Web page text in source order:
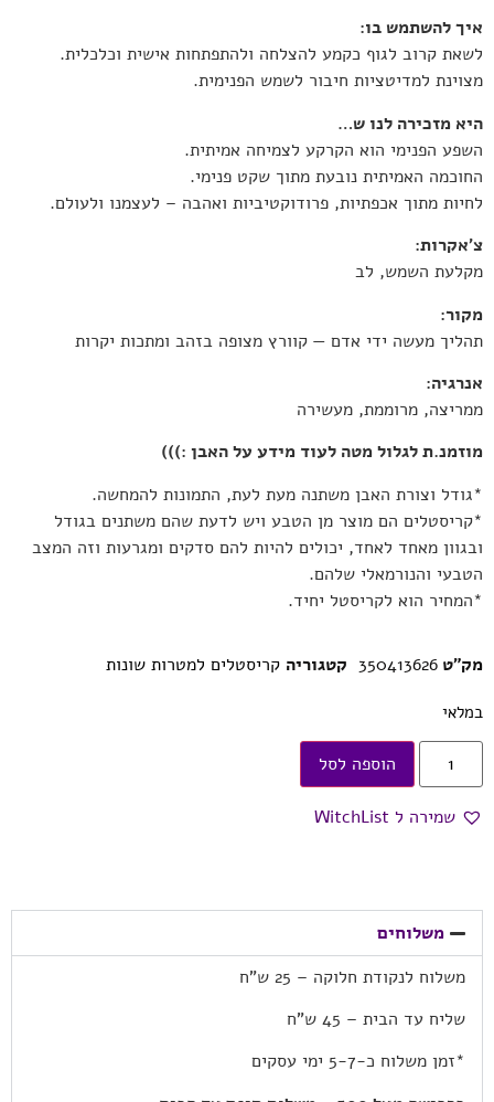
איך להשתמש בו:
לשאת קרוב לגוף כקמע להצלחה ולהתפתחות אישית וכלכלית.
מצוינת למדיטציות חיבור לשמש הפנימית.
היא מזכירה לנו ש…
השפע הפנימי הוא הקרקע לצמיחה אמיתית.
החוכמה האמיתית נובעת מתוך שקט פנימי.
לחיות מתוך אכפתיות, פרודוקטיביות ואהבה – לעצמנו ולעולם.
צ’אקרות:
מקלעת השמש, לב
מקור:
תהליך מעשה ידי אדם — קוורץ מצופה בזהב ומתכות יקרות
אנרגיה:
ממריצה, מרוממת, מעשירה
מוזמנ.ת לגלול מטה לעוד מידע על האבן :)))
*גודל וצורת האבן משתנה מעת לעת, התמונות להמחשה.
*קריסטלים הם מוצר מן הטבע ויש לדעת שהם משתנים בגודל
ובגוון מאחד לאחד, יכולים להיות להם סדקים ומגרעות וזה המצב
הטבעי והנורמאלי שלהם.
*המחיר הוא לקריסטל יחיד.
מק"ט 350413626 קטגוריה קריסטלים למטרות שונות
במלאי
הוספה לסל
שמירה ל WitchList
משלוחים
משלוח לנקודת חלוקה – 25 ש”ח
שליח עד הבית – 45 ש”ח
*זמן משלוח כ-5-7 ימי עסקים